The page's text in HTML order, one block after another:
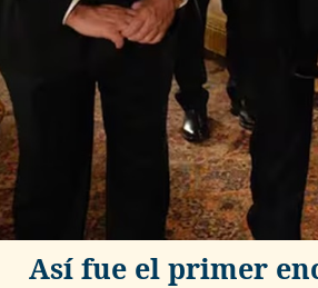
Así fue el primer